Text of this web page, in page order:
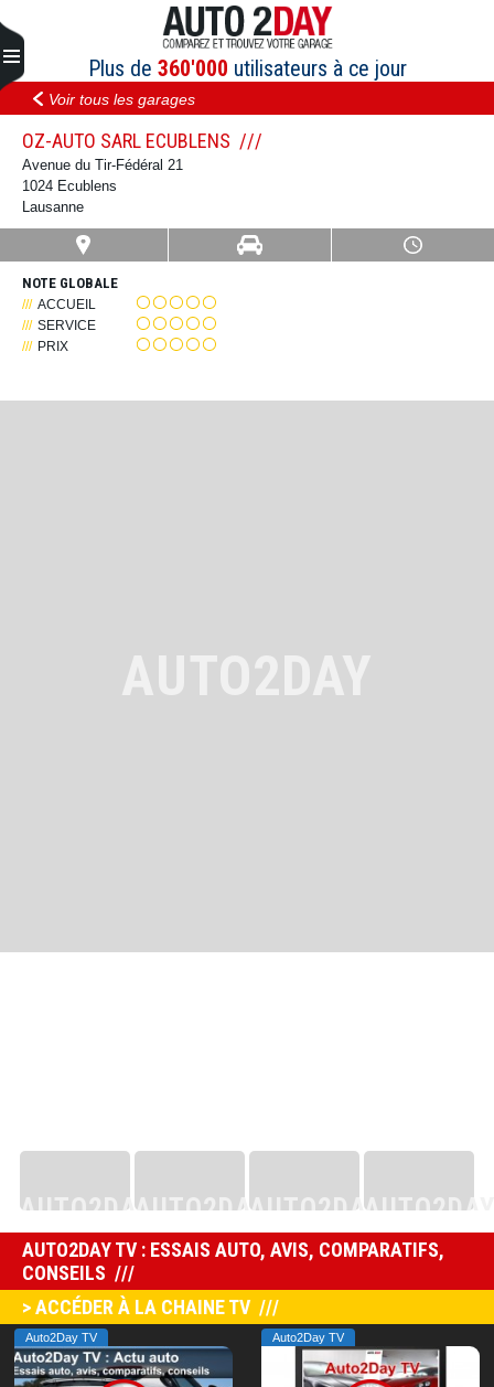
au
contenu
Plus de 360'000 utilisateurs à ce jour
Voir tous les garages
OZ-AUTO SARL ECUBLENS
Avenue du Tir-Fédéral 21
1024 Ecublens
Lausanne
NOTE GLOBALE
ACCUEIL
SERVICE
PRIX
AUTO2DAY
AUTO2DAYAUTO2DAYAUTO2DAYAUTO2DAY
AUTO2DAY
AUTO2DAY TV : ESSAIS AUTO, AVIS, COMPARATIFS,
CONSEILS
> ACCÉDER À LA CHAINE TV
Auto2Day TV Auto2Day TV